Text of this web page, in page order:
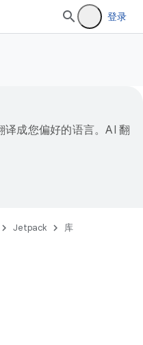
登录
成您偏好的语言。AI 翻
Jetpack 库